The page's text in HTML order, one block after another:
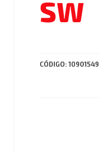
SW
CÓDIGO: 10901549